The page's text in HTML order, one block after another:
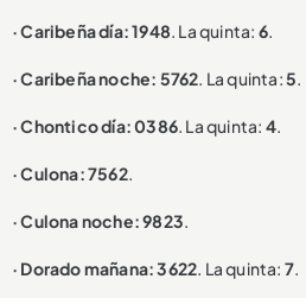
· Caribeña día: 1948. La quinta: 6.
· Caribeña noche: 5762. La quinta:5.
· Chontico día: 0386. La quinta: 4.
· Culona: 7562.
· Culona noche: 9823.
· Dorado mañana: 3622. La quinta: 7.